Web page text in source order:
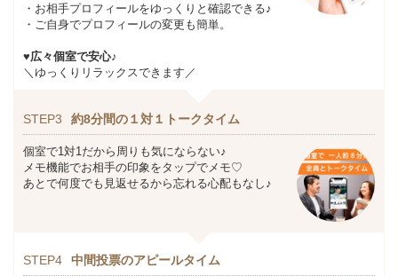
・お相手プロフィールをゆっくりと確認できる♪
・ご自身でプロフィールの変更も簡単。
♥広々個室で安心♪
＼ゆっくりリラックスできます／
STEP3 約8分間の１対１トークタイム
個室で1対1だから周りも気にならない♪
メモ機能でお相手の印象をタップでメモ♡
あとで何度でも見返せるから忘れる心配もなし♪
STEP4 中間投票のアピールタイム